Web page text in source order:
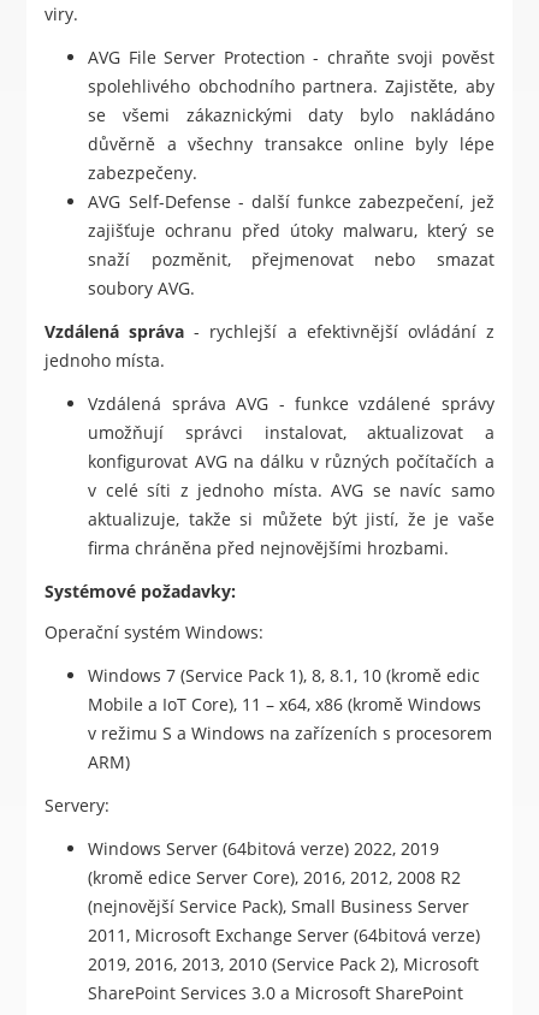
viry.
AVG File Server Protection - chraňte svoji pověst
spolehlivého obchodního partnera. Zajistěte, aby
se všemi zákaznickými daty bylo nakládáno
důvěrně a všechny transakce online byly lépe
zabezpečeny.
AVG Self-Defense - další funkce zabezpečení, jež
zajišťuje ochranu před útoky malwaru, který se
snaží pozměnit, přejmenovat nebo smazat
soubory AVG.
Vzdálená správa - rychlejší a efektivnější ovládání z
jednoho místa.
Vzdálená správa AVG - funkce vzdálené správy
umožňují správci instalovat, aktualizovat a
konfigurovat AVG na dálku v různých počítačích a
v celé síti z jednoho místa. AVG se navíc samo
aktualizuje, takže si můžete být jistí, že je vaše
firma chráněna před nejnovějšími hrozbami.
Systémové požadavky:
Operační systém Windows:
Windows 7 (Service Pack 1), 8, 8.1, 10 (kromě edic
Mobile a IoT Core), 11 – x64, x86 (kromě Windows
v režimu S a Windows na zařízeních s procesorem
ARM)
Servery:
Windows Server (64bitová verze) 2022, 2019
(kromě edice Server Core), 2016, 2012, 2008 R2
(nejnovější Service Pack), Small Business Server
2011, Microsoft Exchange Server (64bitová verze)
2019, 2016, 2013, 2010 (Service Pack 2), Microsoft
SharePoint Services 3.0 a Microsoft SharePoint